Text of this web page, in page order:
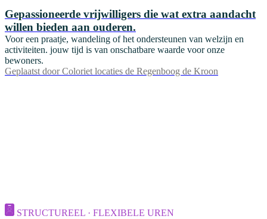
Gepassioneerde vrijwilligers die wat extra aandacht
willen bieden aan ouderen.
Voor een praatje, wandeling of het ondersteunen van welzijn en
activiteiten. jouw tijd is van onschatbare waarde voor onze
bewoners.
Geplaatst door Coloriet locaties de Regenboog de Kroon
STRUCTUREEL · FLEXIBELE UREN